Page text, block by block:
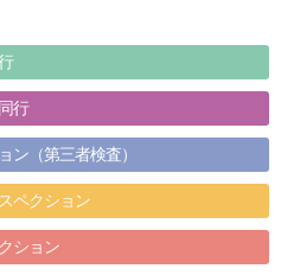
行
（第三者検査）
ペクション
ション